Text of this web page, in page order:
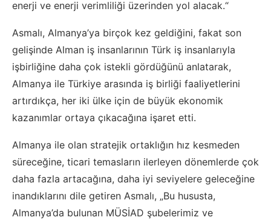
enerji ve enerji verimliliği üzerinden yol alacak.“
Asmalı, Almanya’ya birçok kez geldiğini, fakat son
gelişinde Alman iş insanlarının Türk iş insanlarıyla
işbirliğine daha çok istekli gördüğünü anlatarak,
Almanya ile Türkiye arasında iş birliği faaliyetlerini
artırdıkça, her iki ülke için de büyük ekonomik
kazanımlar ortaya çıkacağına işaret etti.
Almanya ile olan stratejik ortaklığın hız kesmeden
süreceğine, ticari temasların ilerleyen dönemlerde çok
daha fazla artacağına, daha iyi seviyelere geleceğine
inandıklarını dile getiren Asmalı, „Bu hususta,
Almanya’da bulunan MÜSİAD şubelerimiz ve